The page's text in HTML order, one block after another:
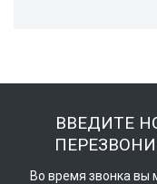
ВВЕДИТЕ
Во время звонка вы